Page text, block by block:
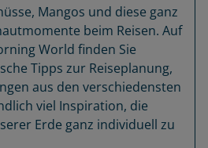
Mangos und diese ganz
beim Reisen. Auf
World finden Sie
Tipps zur Reiseplanung,
aus den verschiedensten
viel Inspiration, die
Erde ganz individuell zu